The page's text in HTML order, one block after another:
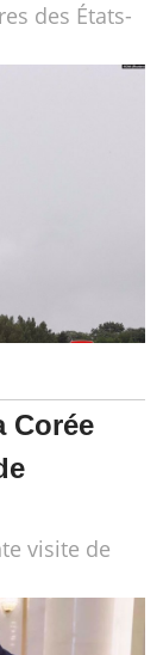
des États-
Corée
visite de